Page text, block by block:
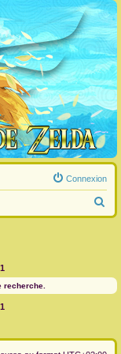
Connexion
e
e
r
1
recherche.
1